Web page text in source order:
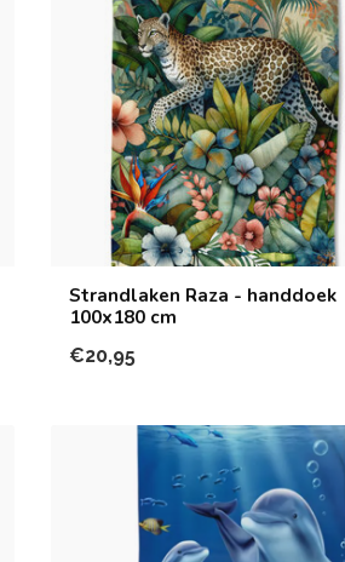
Strandlaken Raza - handdoek
100x180 cm
€20,95